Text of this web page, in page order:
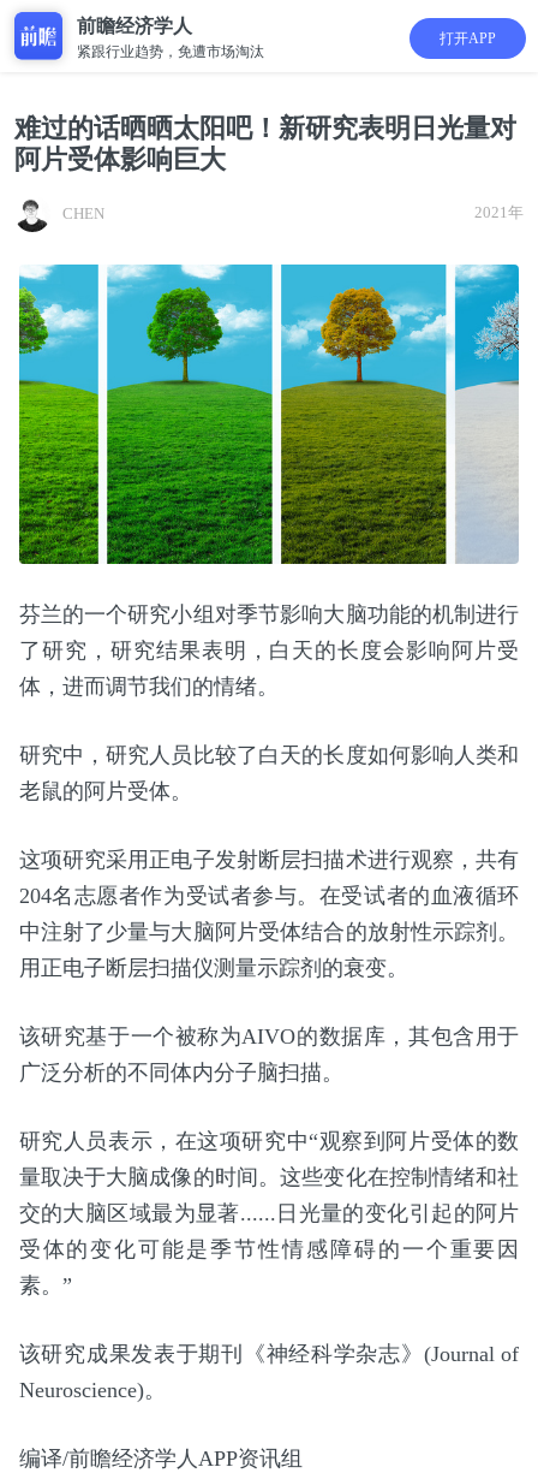
前瞻经济学人
紧跟行业趋势，免遭市场淘汰
打开APP
难过的话晒晒太阳吧！新研究表明日光量对
阿片受体影响巨大
CHEN 2021年
芬兰的一个研究小组对季节影响大脑功能的机制进行
了研究，研究结果表明，白天的长度会影响阿片受
体，进而调节我们的情绪。
研究中，研究人员比较了白天的长度如何影响人类和
老鼠的阿片受体。
这项研究采用正电子发射断层扫描术进行观察，共有
204名志愿者作为受试者参与。在受试者的血液循环
中注射了少量与大脑阿片受体结合的放射性示踪剂。
用正电子断层扫描仪测量示踪剂的衰变。
该研究基于一个被称为AIVO的数据库，其包含用于
广泛分析的不同体内分子脑扫描。
研究人员表示，在这项研究中“观察到阿片受体的数
量取决于大脑成像的时间。这些变化在控制情绪和社
交的大脑区域最为显著......日光量的变化引起的阿片
受体的变化可能是季节性情感障碍的一个重要因
素。”
该研究成果发表于期刊《神经科学杂志》(Journal of
Neuroscience)。
编译/前瞻经济学人APP资讯组